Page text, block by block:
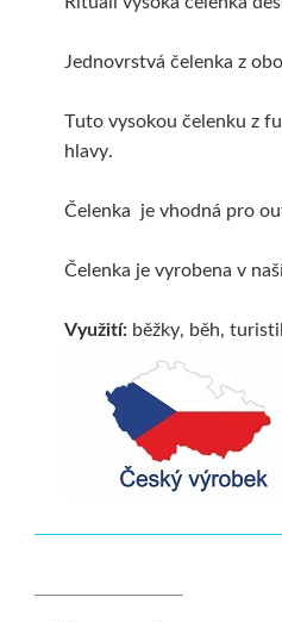
Jednovrstvá čelenka z
Tuto vysokou čelenku z
hlavy.
Čelenka je vhodná pro
Čelenka je vyrobena v
Využití: běžky, běh,